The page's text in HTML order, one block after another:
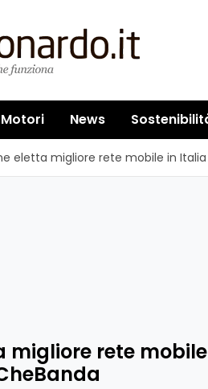
Motori News
eletta migliore rete mobile in
migliore rete